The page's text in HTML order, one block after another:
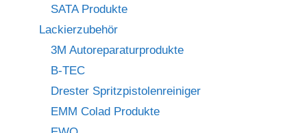
SATA Produkte
Lackierzubehör
3M Autoreparaturprodukte
B-TEC
Drester Spritzpistolenreiniger
EMM Colad Produkte